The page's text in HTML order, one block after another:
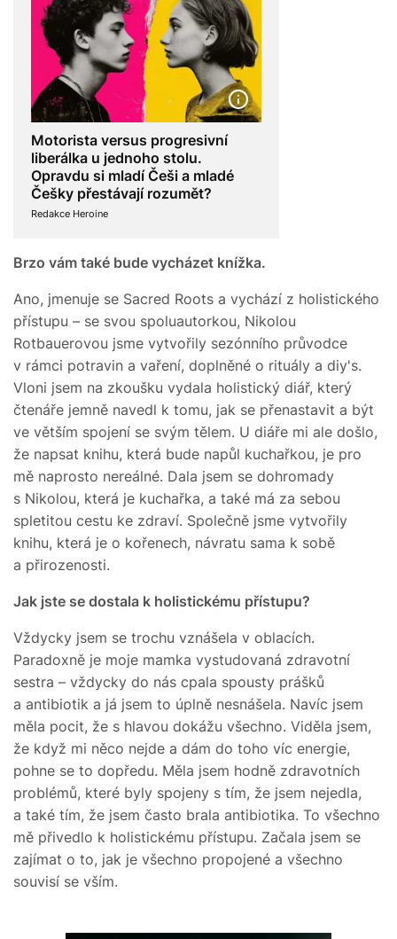
Motorista versus progresivní
liberálka u jednoho stolu.
Opravdu si mladí Češi a mladé
Češky přestávají rozumět?
Redakce Heroine
Brzo vám také bude vycházet knížka.
Ano, jmenuje se Sacred Roots a vychází z holistického
přístupu – se svou spoluautorkou, Nikolou
Rotbauerovou jsme vytvořily sezónního průvodce
v rámci potravin a vaření, doplněné o rituály a diy's.
Vloni jsem na zkoušku vydala holistický diář, který
čtenáře jemně navedl k tomu, jak se přenastavit a být
ve větším spojení se svým tělem. U diáře mi ale došlo,
že napsat knihu, která bude napůl kuchařkou, je pro
mě naprosto nereálné. Dala jsem se dohromady
s Nikolou, která je kuchařka, a také má za sebou
spletitou cestu ke zdraví. Společně jsme vytvořily
knihu, která je o kořenech, návratu sama k sobě
a přirozenosti.
Jak jste se dostala k holistickému přístupu?
Vždycky jsem se trochu vznášela v oblacích.
Paradoxně je moje mamka vystudovaná zdravotní
sestra – vždycky do nás cpala spousty prášků
a antibiotik a já jsem to úplně nesnášela. Navíc jsem
měla pocit, že s hlavou dokážu všechno. Viděla jsem,
že když mi něco nejde a dám do toho víc energie,
pohne se to dopředu. Měla jsem hodně zdravotních
problémů, které byly spojeny s tím, že jsem nejedla,
a také tím, že jsem často brala antibiotika. To všechno
mě přivedlo k holistickému přístupu. Začala jsem se
zajímat o to, jak je všechno propojené a všechno
souvisí se vším.